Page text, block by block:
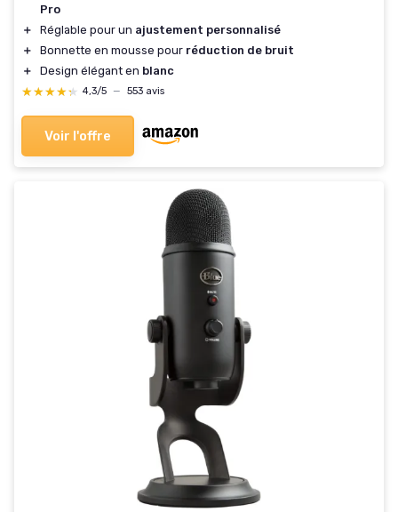
Pro
＋
Réglable pour un ajustement personnalisé
＋
Bonnette en mousse pour réduction de bruit
＋
Design élégant en blanc
★★★★★
★★★★★ 4,3/5 — 553 avis
Voir l'offre